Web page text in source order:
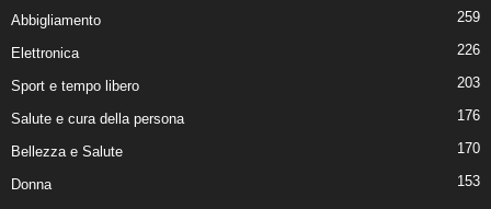
Abbigliamento 259
Elettronica 226
Sport e tempo libero 203
Salute e cura della persona 176
Bellezza e Salute 170
Donna 153